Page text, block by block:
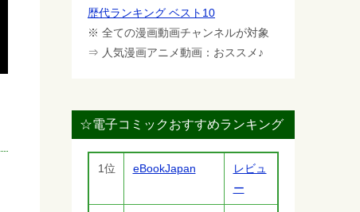
歴代ランキング ベスト10
※ 全ての漫画動画チャンネルが対象
⇒ 人気漫画アニメ動画：おススメ♪
☆電子コミックおすすめランキング
1位 eBookJapan
レビュ
ー